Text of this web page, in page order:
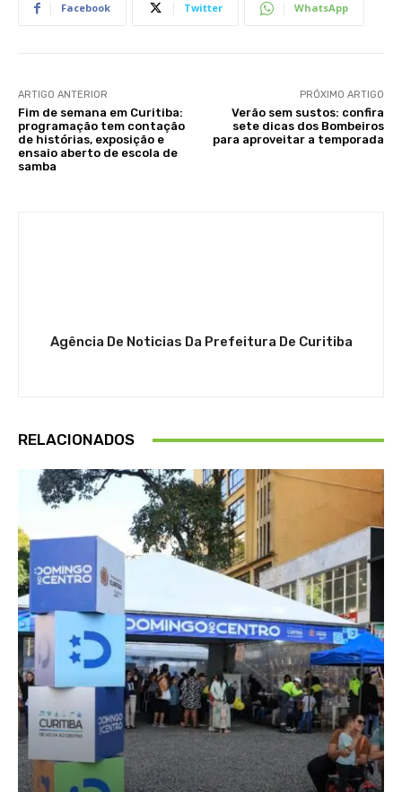
Facebook Twitter WhatsApp
ARTIGO ANTERIOR
Fim de semana em Curitiba:
programação tem contação
de histórias, exposição e
ensaio aberto de escola de
samba
PRÓXIMO ARTIGO
Verão sem sustos: confira
sete dicas dos Bombeiros
para aproveitar a temporada
Agência De Noticias Da Prefeitura De Curitiba
RELACIONADOS